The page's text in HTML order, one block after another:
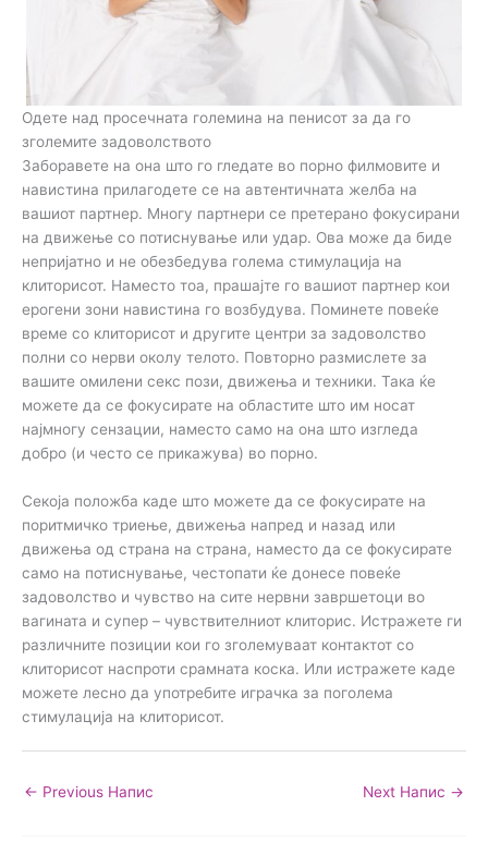
Одете над просечната големина на пенисот за да го
зголемите задоволството
Заборавете на она што го гледате во порно филмовите и
навистина прилагодете се на автентичната желба на
вашиот партнер. Многу партнери се претерано фокусирани
на движење со потиснување или удар. Ова може да биде
непријатно и не обезбедува голема стимулација на
клиторисот. Наместо тоа, прашајте го вашиот партнер кои
ерогени зони навистина го возбудува. Поминете повеќе
време со клиторисот и другите центри за задоволство
полни со нерви околу телото. Повторно размислете за
вашите омилени секс пози, движења и техники. Така ќе
можете да се фокусирате на областите што им носат
најмногу сензации, наместо само на она што изгледа
добро (и често се прикажува) во порно.
Секоја положба каде што можете да се фокусирате на
поритмичко триење, движења напред и назад или
движења од страна на страна, наместо да се фокусирате
само на потиснување, честопати ќе донесе повеќе
задоволство и чувство на сите нервни завршетоци во
вагината и супер – чувствителниот клиторис. Истражете ги
различните позиции кои го зголемуваат контактот со
клиторисот наспроти срамната коска. Или истражете каде
можете лесно да употребите играчка за поголема
стимулација на клиторисот.
← Previous Напис Next Напис →